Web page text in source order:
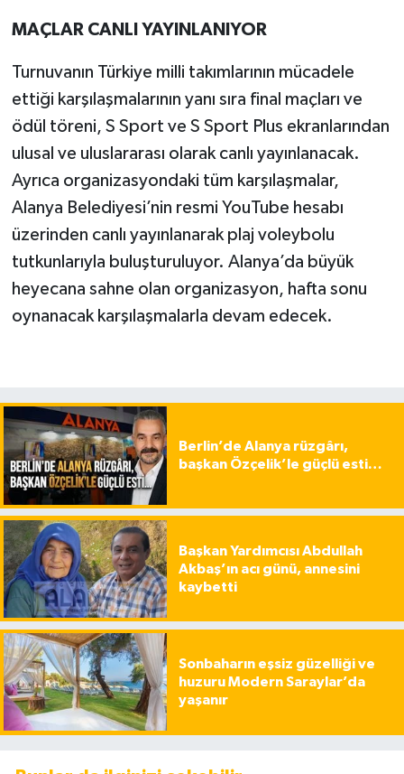
MAÇLAR CANLI YAYINLANIYOR
Turnuvanın Türkiye milli takımlarının mücadele
ettiği karşılaşmalarının yanı sıra final maçları ve
ödül töreni, S Sport ve S Sport Plus ekranlarından
ulusal ve uluslararası olarak canlı yayınlanacak.
Ayrıca organizasyondaki tüm karşılaşmalar,
Alanya Belediyesi’nin resmi YouTube hesabı
üzerinden canlı yayınlanarak plaj voleybolu
tutkunlarıyla buluşturuluyor. Alanya’da büyük
heyecana sahne olan organizasyon, hafta sonu
oynanacak karşılaşmalarla devam edecek.
Berlin’de Alanya rüzgârı,
başkan Özçelik’le güçlü esti…
Başkan Yardımcısı Abdullah
Akbaş’ın acı günü, annesini
kaybetti
Sonbaharın eşsiz güzelliği ve
huzuru Modern Saraylar’da
yaşanır